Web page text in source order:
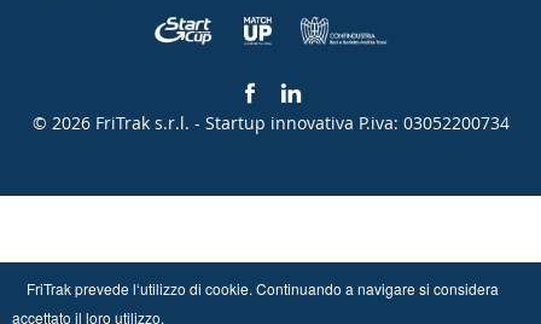
© 2026 FriTrak s.r.l. - Startup innovativa P.iva: 03052200734
FriTrak prevede l‘utilizzo di cookie. Continuando a navigare si considera
accettato il loro utilizzo.